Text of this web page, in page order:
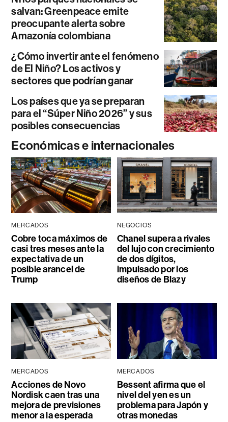
salvan: Greenpeace emite
preocupante alerta sobre
Amazonía colombiana
¿Cómo invertir ante el fenómeno
de El Niño? Los activos y
sectores que podrían ganar
Los países que ya se preparan
para el “Súper Niño 2026” y sus
posibles consecuencias
Económicas e internacionales
MERCADOS
Cobre toca máximos de
casi tres meses ante la
expectativa de un
posible arancel de
Trump
NEGOCIOS
Chanel supera a rivales
del lujo con crecimiento
de dos dígitos,
impulsado por los
diseños de Blazy
MERCADOS
Acciones de Novo
Nordisk caen tras una
mejora de previsiones
menor a la esperada
MERCADOS
Bessent afirma que el
nivel del yen es un
problema para Japón y
otras monedas